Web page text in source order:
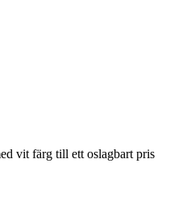
vit färg till ett oslagbart pris